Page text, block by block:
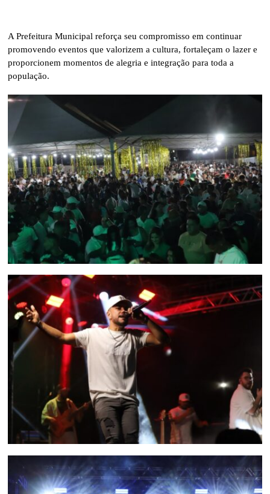
A Prefeitura Municipal reforça seu compromisso em continuar
promovendo eventos que valorizem a cultura, fortaleçam o lazer e
proporcionem momentos de alegria e integração para toda a
população.